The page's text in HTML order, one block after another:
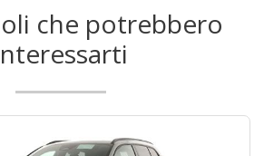
che potrebbero